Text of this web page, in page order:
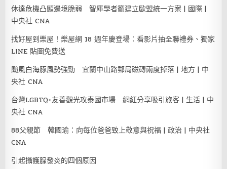
休達危機凸顯邊境脆弱 智庫學者籲建立歐盟統一方案 | 國際 |
中央社 CNA
找好屋到樂屋！樂屋網 18 週年慶登場：看影片抽全聯禮券、獨家
LINE 貼圖免費送
颱風白海豚風勢強勁 宜蘭中山路郵局磁磚兩度掉落 | 地方 | 中
央社 CNA
台灣LGBTQ+友善觀光攻泰國市場 網紅分享吸引旅客 | 生活 | 中
央社 CNA
88父親節 韓國瑜：向每位爸爸致上敬意與祝福 | 政治 | 中央社
CNA
引起攝護腺發炎的四個原因